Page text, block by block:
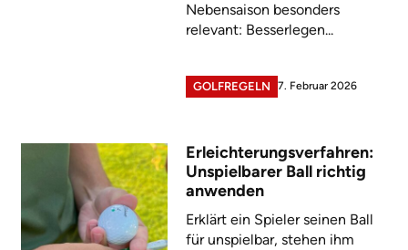
Nebensaison besonders
relevant: Besserlegen...
GOLFREGELN 7. Februar 2026
Erleichterungsverfahren:
Unspielbarer Ball richtig
anwenden
Erklärt ein Spieler seinen Ball
für unspielbar, stehen ihm